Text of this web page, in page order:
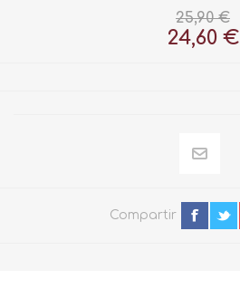
25,90 €
24,60 €
Compartir